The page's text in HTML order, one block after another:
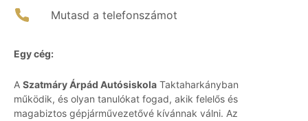
Mutasd a telefonszámot
Egy cég:
A Szatmáry Árpád Autósiskola Taktaharkányban
működik, és olyan tanulókat fogad, akik felelős és
magabiztos gépjárművezetővé kívánnak válni. Az